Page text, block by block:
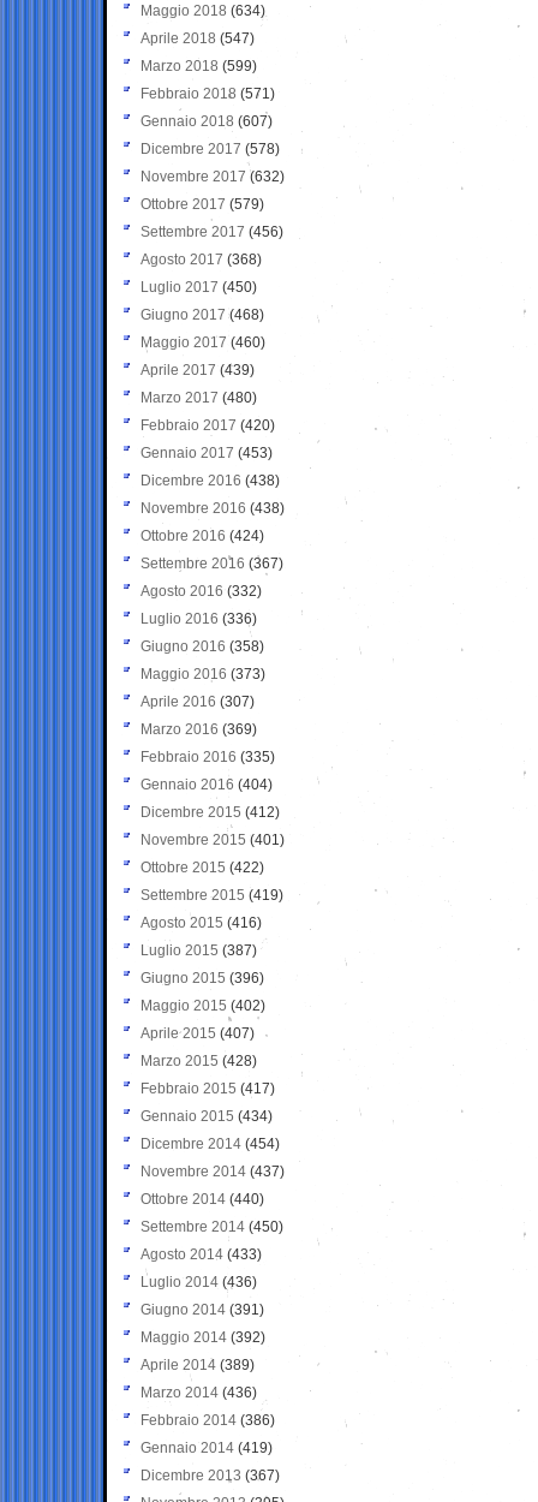
Maggio 2018 (634)
Aprile 2018 (547)
Marzo 2018 (599)
Febbraio 2018 (571)
Gennaio 2018 (607)
Dicembre 2017 (578)
Novembre 2017 (632)
Ottobre 2017 (579)
Settembre 2017 (456)
Agosto 2017 (368)
Luglio 2017 (450)
Giugno 2017 (468)
Maggio 2017 (460)
Aprile 2017 (439)
Marzo 2017 (480)
Febbraio 2017 (420)
Gennaio 2017 (453)
Dicembre 2016 (438)
Novembre 2016 (438)
Ottobre 2016 (424)
Settembre 2016 (367)
Agosto 2016 (332)
Luglio 2016 (336)
Giugno 2016 (358)
Maggio 2016 (373)
Aprile 2016 (307)
Marzo 2016 (369)
Febbraio 2016 (335)
Gennaio 2016 (404)
Dicembre 2015 (412)
Novembre 2015 (401)
Ottobre 2015 (422)
Settembre 2015 (419)
Agosto 2015 (416)
Luglio 2015 (387)
Giugno 2015 (396)
Maggio 2015 (402)
Aprile 2015 (407)
Marzo 2015 (428)
Febbraio 2015 (417)
Gennaio 2015 (434)
Dicembre 2014 (454)
Novembre 2014 (437)
Ottobre 2014 (440)
Settembre 2014 (450)
Agosto 2014 (433)
Luglio 2014 (436)
Giugno 2014 (391)
Maggio 2014 (392)
Aprile 2014 (389)
Marzo 2014 (436)
Febbraio 2014 (386)
Gennaio 2014 (419)
Dicembre 2013 (367)